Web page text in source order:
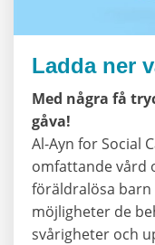
Ladda ner
Med några få
gåva!
Al-Ayn for Social
omfattande vård
föräldralösa barn
möjligheter de
svårigheter och